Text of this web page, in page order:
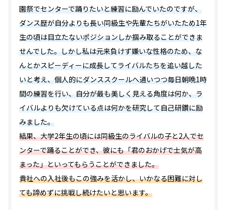
園祭でセンターで踊りたいと練習に励んでいたのですが、
ダンス歴が自分よりも長い同級生や先輩たちがいたため1年
生の頃は目立たないポジションしか掴み取ることができま
せんでした。しかし私は元来負けず嫌いな性格のため、な
んとかスピーディーに成長してライバルたちを追い越した
いと考え、個人的にダンススクールへ通いつつ毎日朝晩1時
間の練習を行い、自分が最も美しく見える角度は何か、ラ
イバルよりも欠けている点は何かを研究して自己研鑽に励
みました。
結果、大学2年生の頃には同級生のライバルの子と2人でセ
ンターで踊ることができ、彼にも「君のおかげで士気が高
まった」といってもらうことができました。
貴社への入社後もこの強みを活かし、いかなる困難に対し
ても諦めずに挑戦し続けたいと思います。